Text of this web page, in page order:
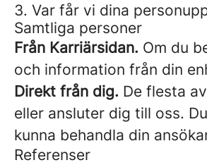
3. Var får vi dina
Samtliga personer
Från Karriärsidan. Om du
och information från din
Direkt från dig. De flesta
eller ansluter dig till oss.
kunna behandla din
Referenser